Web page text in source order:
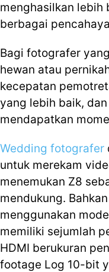
menghasilkan lebih
berbagai
Bagi fotografer
hewan atau
kecepatan
yang lebih baik,
mendapatkan
Wedding fotografer
untuk merekam
menemukan Z8
mendukung.
menggunakan
memiliki sejumlah
HDMI berukuran
footage Log 10-bit